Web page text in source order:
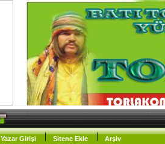
Yazar Girişi Sitene Ekle Arşiv